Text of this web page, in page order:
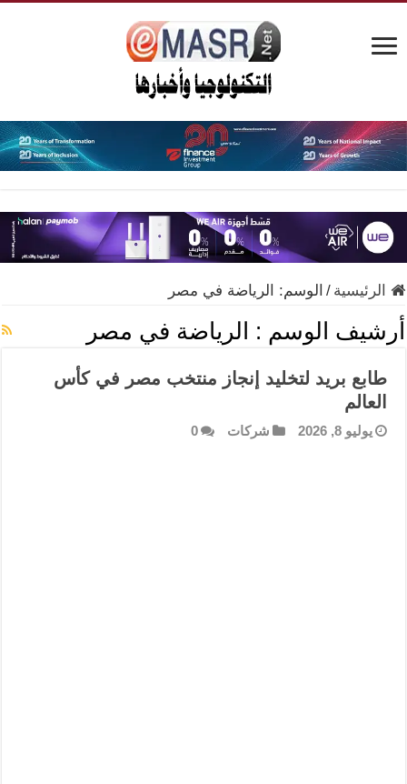
الرئيسية / الوسم: الرياضة في مصر
أرشيف الوسم : الرياضة في مصر
طابع بريد لتخليد إنجاز منتخب مصر في كأس
العالم
يوليو 8, 2026 شركات 0